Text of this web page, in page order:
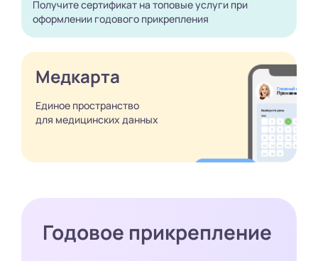
Получите сертификат на топовые услуги при
оформлении годового прикрепления
Медкарта
Единое пространство
для медицинских данных
Годовое прикрепление